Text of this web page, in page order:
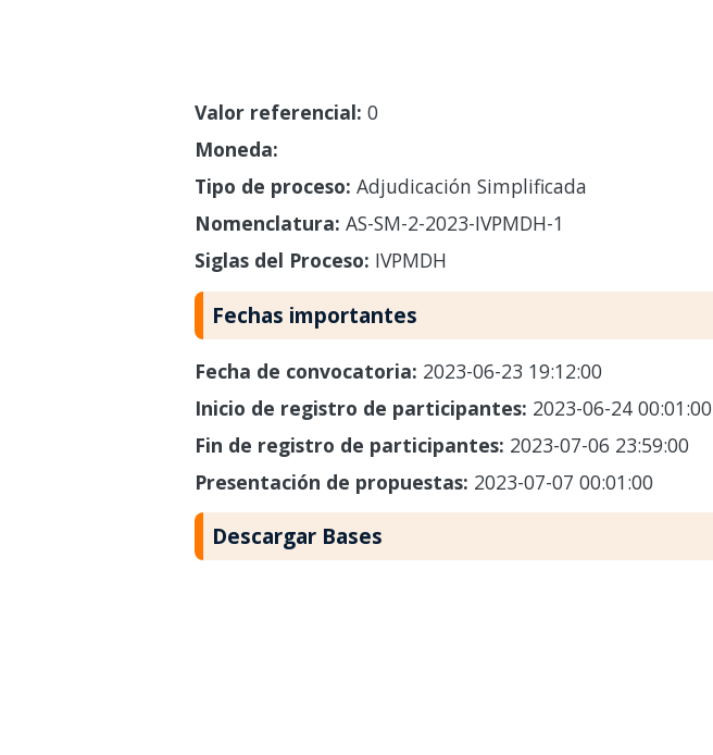
Valor referencial: 0
Moneda:
Tipo de proceso: Adjudicación Simplificada
Nomenclatura: AS-SM-2-2023-IVPMDH-1
Siglas del Proceso: IVPMDH
Fechas importantes
Fecha de convocatoria: 2023-06-23 19:12:00
Inicio de registro de participantes: 2023-06-24 00:01:00
Fin de registro de participantes: 2023-07-06 23:59:00
Presentación de propuestas: 2023-07-07 00:01:00
Descargar Bases